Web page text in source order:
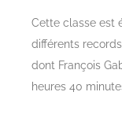
Cette classe est
différents
dont François
heures 40